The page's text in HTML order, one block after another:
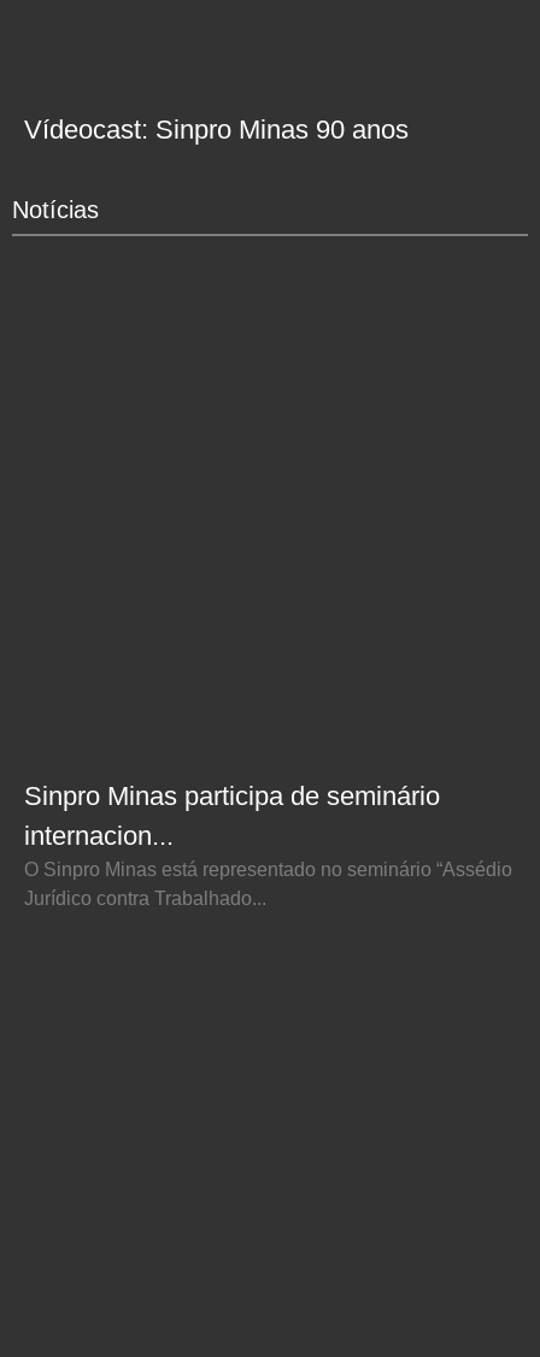
Vídeocast: Sinpro Minas 90 anos
Notícias
Sinpro Minas participa de seminário
internacion...
O Sinpro Minas está representado no seminário “Assédio
Jurídico contra Trabalhado...